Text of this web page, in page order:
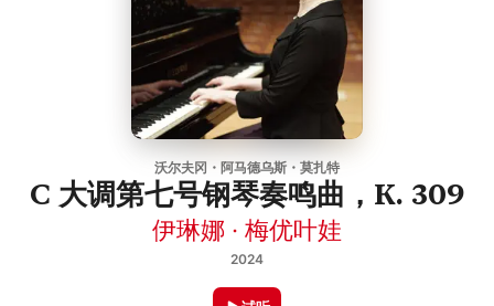
沃尔夫冈・阿马德乌斯・莫扎特
C 大调第七号钢琴奏鸣曲，K. 309
伊琳娜 · 梅优叶娃
2024